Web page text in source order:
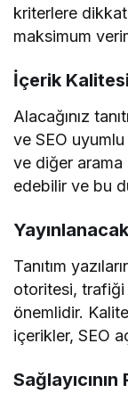
kriterlere
maksimum
İçerik
Alacağınız
ve SEO
ve diğer
edebilir ve bu
Tanıtım
otoritesi,
önemlidir.
içerikler, SEO